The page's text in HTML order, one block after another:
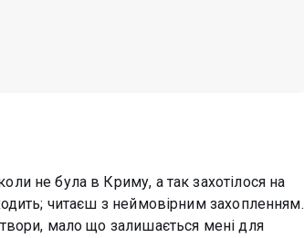
не була в Криму, а так захотілося на
читаєш з неймовірним захопленням.
мало що залишається мені для